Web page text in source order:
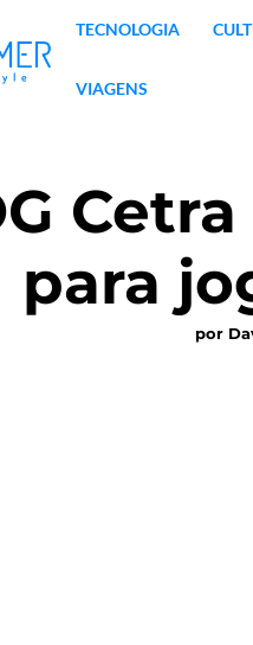
TECNOLOGIA
VIAGENS
para
por